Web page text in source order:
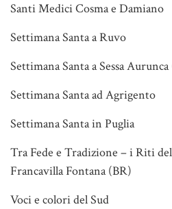
Santi Medici Cosma e Damiano
Settimana Santa a Ruvo
Settimana Santa a Sessa
Settimana Santa ad Agrigento
Settimana Santa in Puglia
Tra Fede e Tradizione – i Riti
Francavilla Fontana (BR)
Voci e colori del Sud